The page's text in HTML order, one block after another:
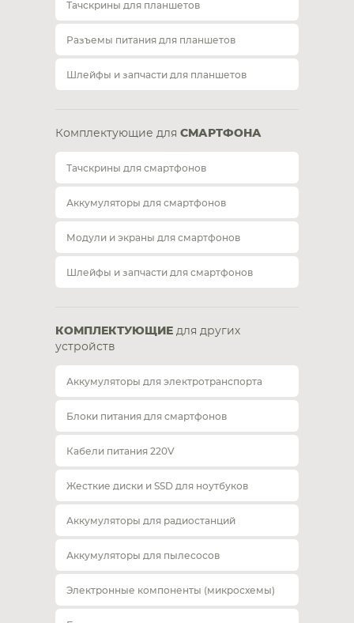
Тачскрины для планшетов
Разъемы питания для планшетов
Шлейфы и запчасти для планшетов
Комплектующие для СМАРТФОНА
Тачскрины для смартфонов
Аккумуляторы для смартфонов
Модули и экраны для смартфонов
Шлейфы и запчасти для смартфонов
КОМПЛЕКТУЮЩИЕ для других
устройств
Аккумуляторы для электротранспорта
Блоки питания для смартфонов
Кабели питания 220V
Жесткие диски и SSD для ноутбуков
Аккумуляторы для радиостанций
Аккумуляторы для пылесосов
Электронные компоненты (микросхемы)